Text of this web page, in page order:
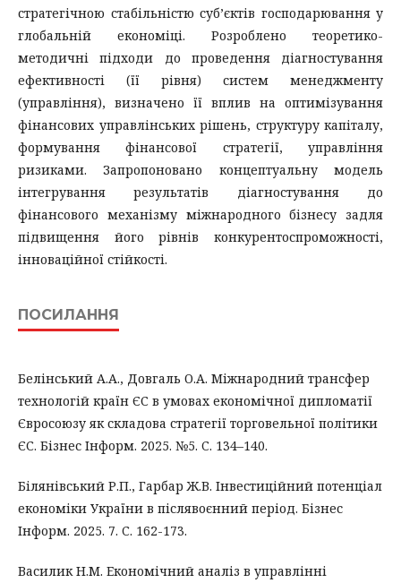
стратегічною стабільністю суб’єктів господарювання у
глобальній економіці. Розроблено теоретико-
методичні підходи до проведення діагностування
ефективності (її рівня) систем менеджменту
(управління), визначено її вплив на оптимізування
фінансових управлінських рішень, структуру капіталу,
формування фінансової стратегії, управління
ризиками. Запропоновано концептуальну модель
інтегрування результатів діагностування до
фінансового механізму міжнародного бізнесу задля
підвищення його рівнів конкурентоспроможності,
інноваційної стійкості.
ПОСИЛАННЯ
Белінський А.А., Довгаль О.А. Міжнародний трансфер
технологій країн ЄС в умовах економічної дипломатії
Євросоюзу як складова стратегії торговельної політики
ЄС. Бізнес Інформ. 2025. №5. C. 134–140.
Білянівський Р.П., Гарбар Ж.В. Інвестиційний потенціал
економіки України в післявоєнний період. Бізнес
Інформ. 2025. 7. C. 162-173.
Василик Н.М. Економічний аналіз в управлінні